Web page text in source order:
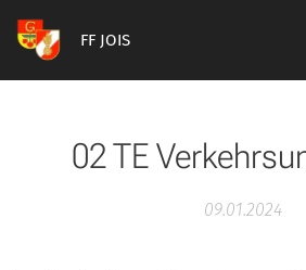
FF JOIS
02 TE
09.01.2024